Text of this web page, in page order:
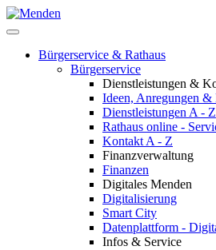
Bürgerservice & Rathaus
Bürgerservice
Dienstleistungen &
Ideen, Anregungen &
Dienstleistungen A - Z
Rathaus online -
Kontakt A - Z
Finanzverwaltung
Finanzen
Digitales Menden
Digitalisierung
Smart City
Datenplattform -
Infos & Service